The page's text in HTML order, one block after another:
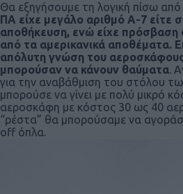
Θα εξηγήσουμε τη λογική πίσω από
ΠΑ είχε μεγάλο αριθμό Α-7 είτε
αποθήκευση, ενώ είχε πρόσβαση
από τα αμερικανικά αποθέματα.
απόλυτη γνώση του
μπορούσαν να κάνουν θαύματα.
για την αναβάθμιση του στόλου
μπορούσε να γίνει με πολύ μικρό
αεροσκάφη με κόστος 30 ως 40
“ρέστα” θα μπορούσαμε να
off όπλα.